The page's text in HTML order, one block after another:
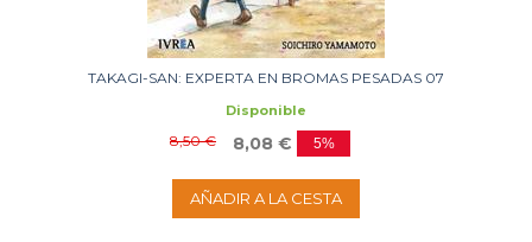
TAKAGI-SAN: EXPERTA EN BROMAS PESADAS 07
Disponible
8,50 € 8,08 € 5%
AÑADIR A LA CESTA